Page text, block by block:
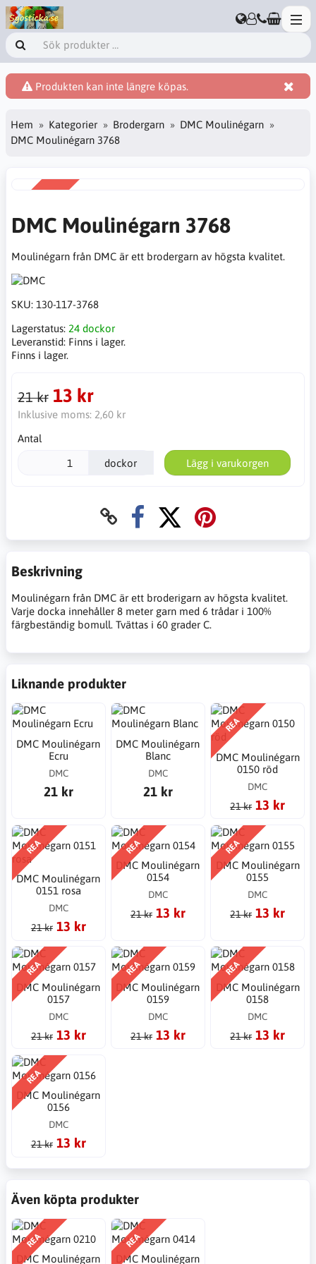
Produkten kan inte längre köpas.
Hem Kategorier Brodergarn
DMC Moulinégarn
DMC Moulinégarn 3768
DMC Moulinégarn 3768
Moulinégarn från DMC är ett brodergarn av högsta kvalitet.
SKU: 130-117-3768
Lagerstatus: 24 dockor
Leveranstid: Finns i lager.
Finns i lager.
21 kr 13 kr
Inklusive moms: 2,60 kr
Antal
dockor Lägg i varukorgen
Beskrivning
Moulinégarn från DMC är ett broderigarn av högsta kvalitet.
Varje docka innehåller 8 meter garn med 6 trådar i 100%
färgbeständig bomull. Tvättas i 60 grader C.
Liknande produkter
DMC Moulinégarn
Ecru
DMC
21 kr
DMC Moulinégarn
Blanc
DMC
21 kr
REA
DMC Moulinégarn
0150 röd
DMC
21 kr 13 kr
REA
DMC Moulinégarn
0151 rosa
DMC
21 kr 13 kr
REA
DMC Moulinégarn
0154
DMC
21 kr 13 kr
REA
DMC Moulinégarn
0155
DMC
21 kr 13 kr
REA
DMC Moulinégarn
0157
DMC
21 kr 13 kr
REA
DMC Moulinégarn
0159
DMC
21 kr 13 kr
REA
DMC Moulinégarn
0158
DMC
21 kr 13 kr
REA
DMC Moulinégarn
0156
DMC
21 kr 13 kr
Även köpta produkter
REA
DMC Moulinégarn
REA
DMC Moulinégarn